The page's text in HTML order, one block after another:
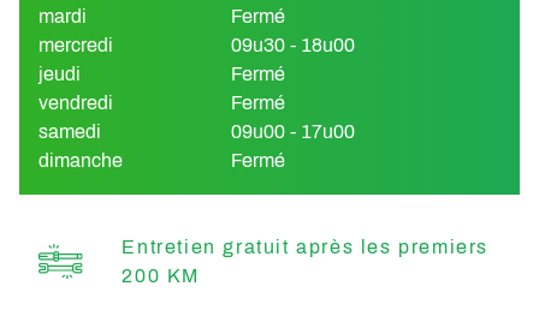
mardi
Fermé
mercredi
09u30 - 18u00
jeudi
Fermé
vendredi
Fermé
samedi
09u00 - 17u00
dimanche
Fermé
Entretien gratuit après les premiers
200 KM